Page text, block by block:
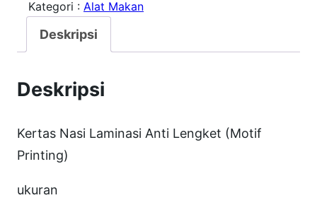
t
e
t
a
s
Kategori : Alat Makan
Deskripsi
Deskripsi
Kertas Nasi Laminasi Anti Lengket (Motif
Printing)
ukuran